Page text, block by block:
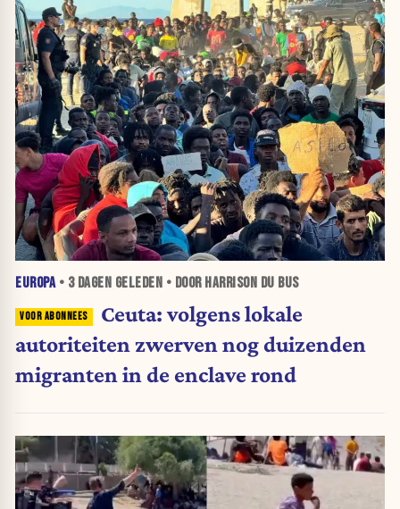
EUROPA• 3 DAGEN GELEDEN • DOOR HARRISON DU BUS
Ceuta: volgens lokale
autoriteiten zwerven nog duizenden
migranten in de enclave rond